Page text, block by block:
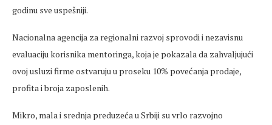
godinu sve uspešniji.
Nacionalna agencija za regionalni razvoj sprovodi i nezavisnu
evaluaciju korisnika mentoringa, koja je pokazala da zahvaljujući
ovoj usluzi firme ostvaruju u proseku 10% povećanja prodaje,
profita i broja zaposlenih.
Mikro, mala i srednja preduzeća u Srbiji su vrlo razvojno